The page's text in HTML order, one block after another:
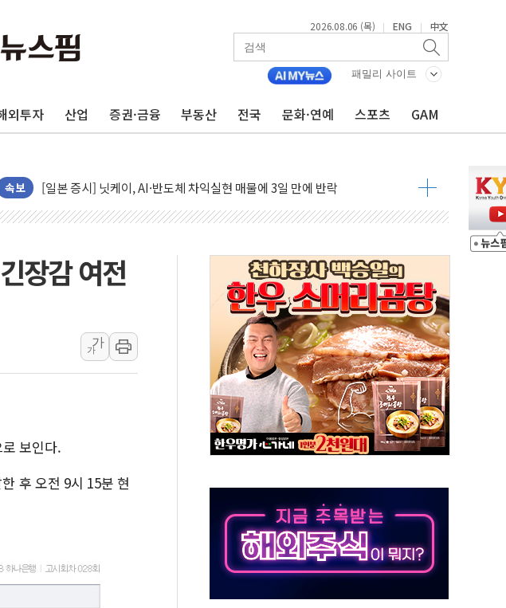
2026.08.06 (목) | ENG | 中文
패밀리 사이트
외투자 산업 증권·금융 부동산 전국 문화·연예 스포츠 GAM
속보
"신축 전세 부담에 구축으로"…서울 20년 초과 아파트 전셋값 상승률 1위
[중국증시 마감] 혼조 마감, 폭염·전력 수요에 석탄주 강세
국내 최초 상업용 AI 데이터센터 포항서 '첫 삽'…2028년 가동 예정
[마감시황] 반도체가 흔든 코스피…4.58% 급락 속 코스닥만 웃었다
지적 장애 여성 강제 추행·스토킹 혐의 70대…경찰 불구속 입건
코인원, 카카오뱅크와 계좌 제휴 1년 연장 유력
고객 탓하며 배상 피하던 통신 3사…공정위에서 제동
파주 쇼핑백 제조 공장서 화재 4개 동 전소…인명피해 없어
10프로대 하락 마감한 SK하이닉스
4%대 하락 마감한 코스피
이성훈 LH 사장 "서울지역본부 청년주택으로"…직원 사기 회복도 숙제
KT&G, 상반기 역대 최대매출…중간배당금 2000원으로 상향
에이루트, 글로벌 리테일 박람회서 신규 채널 확보
[뉴스핌 뉴스레터 Today ANDA] 8월 6일
해군, 독도 인근서 동해영토수호훈련 비공개 실시
여권 내부서도 제기되는 레버리지 책임론…정청래·조국, 김민석·靑에 공세
[단독] "입주민 갑질 아니다"…원주 A아파트 '입주민 3인방' 정면 반박
장감 여전
가
가
보인다.
후 오전 9시 15분 현